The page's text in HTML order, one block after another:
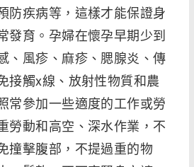
防疾病等，這樣才能保證身
發育。孕婦在懷孕早期少到
、風疹、麻疹、腮腺炎、傳
接觸x線、放射性物質和農
常參加一些適度的工作或勞
勞動和高空、深水作業，不
撞擊腹部，不提過重的物